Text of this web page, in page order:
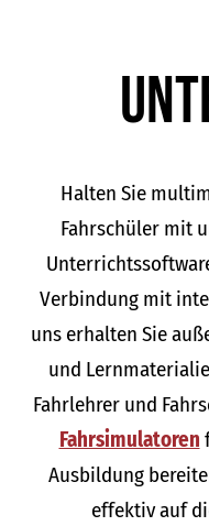
Halten Sie
Fahrschüler mit
Verbindung mit
uns erhalten Sie
und
Fahrlehrer und
Fahrsimulatoren
Ausbildung
effektiv auf